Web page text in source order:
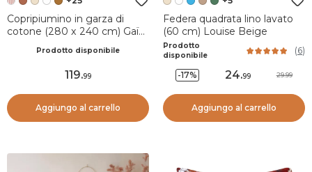
Copripiumino in garza di
cotone (280 x 240 cm) Gaïa
Prodotto disponibile
119.99
Aggiungo al carrello
Federa quadrata lino lavato
(60 cm) Louise Beige
Prodotto
disponibile
(6)
-17% 24.99 29.99
Aggiungo al carrello